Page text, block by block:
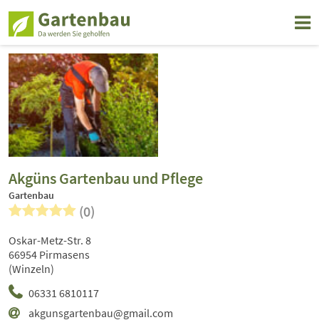
Akgüns Gartenbau und Pflege
Gartenbau
(0)
06331 6810117
akgunsgartenbau@gmail.com
Oskar-Metz-Str. 8
66954 Pirmasens
(Winzeln)